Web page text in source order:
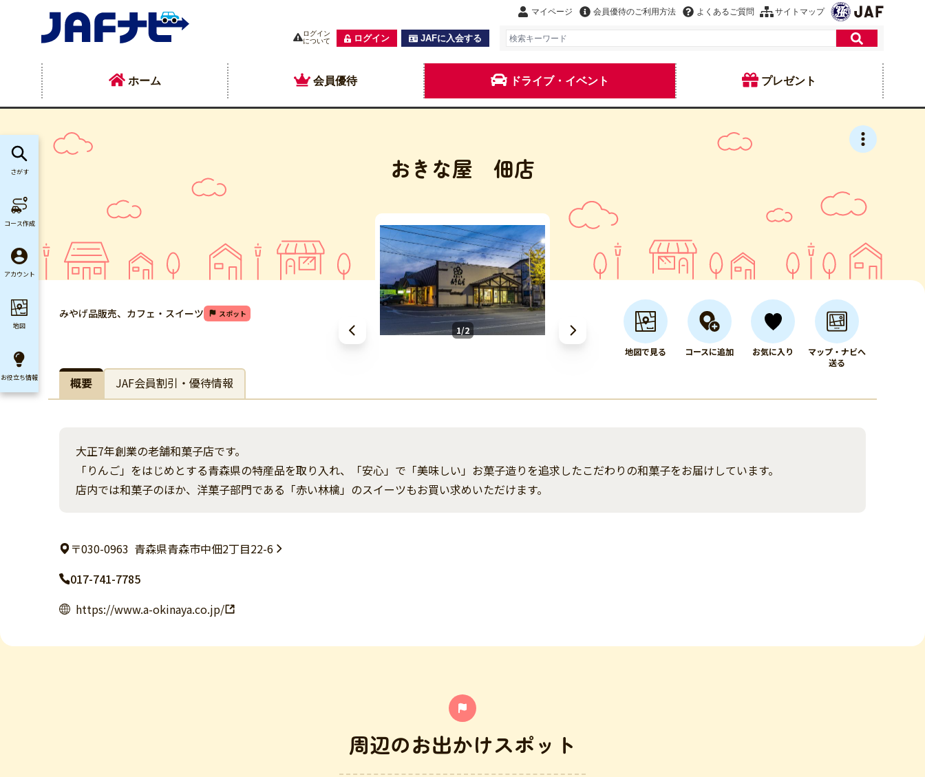
マイページ 会員優待のご利用方法 よくあるご質問 サイトマップ
ログイン
について
ログイン JAFに入会する
ホーム 会員優待 ドライブ・イベント プレゼント
おきな屋 佃店
1/2
みやげ品販売、カフェ・スイーツ スポット
地図で見る コースに追加 お気に入り
マップ・ナビへ
送る
概要 JAF会員割引・優待情報
大正7年創業の老舗和菓子店です。
「りんご」をはじめとする青森県の特産品を取り入れ、「安心」で「美味しい」お菓子造りを追求したこだわりの和菓子をお届けしています。
店内では和菓子のほか、洋菓子部門である「赤い林檎」のスイーツもお買い求めいただけます。
〒030-0963 青森県青森市中佃2丁目22-6
017-741-7785
https://www.a-okinaya.co.jp/
周辺のお出かけスポット
さがす
コース作成
アカウント
地図
お役立ち情報